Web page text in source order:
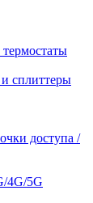
сплиттеры
доступа /
4G/5G